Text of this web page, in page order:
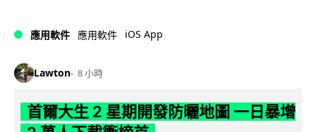
應用軟件 應用軟件 iOS App
Lawton 8 小時
首爾大生 2 星期開發防曬地圖 一日暴增